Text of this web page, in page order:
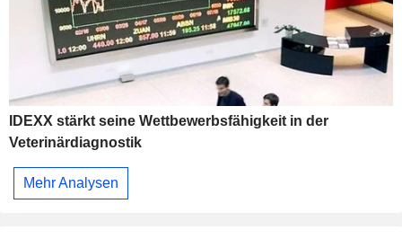
IDEXX stärkt seine Wettbewerbsfähigkeit in der
Veterinärdiagnostik
Mehr Analysen